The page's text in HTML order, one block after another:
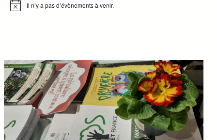
Notice Il n’y a pas d’évènements à venir.